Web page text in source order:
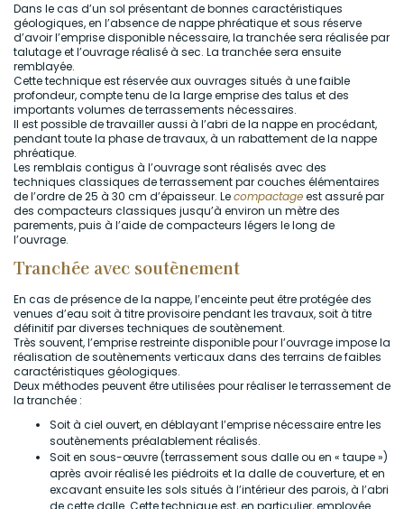
Dans le cas d’un sol présentant de bonnes caractéristiques
géologiques, en l’absence de nappe phréatique et sous réserve
d’avoir l’emprise disponible nécessaire, la tranchée sera réalisée par
talutage et l’ouvrage réalisé à sec. La tranchée sera ensuite
remblayée.
Cette technique est réservée aux ouvrages situés à une faible
profondeur, compte tenu de la large emprise des talus et des
importants volumes de terrassements nécessaires.
Il est possible de travailler aussi à l’abri de la nappe en procédant,
pendant toute la phase de travaux, à un rabattement de la nappe
phréatique.
Les remblais contigus à l’ouvrage sont réalisés avec des
techniques classiques de terrassement par couches élémentaires
de l’ordre de 25 à 30 cm d’épaisseur. Lecompactageest assuré par
des compacteurs classiques jusqu’à environ un mètre des
parements, puis à l’aide de compacteurs légers le long de
l’ouvrage.
Tranchée avec soutènement
En cas de présence de la nappe, l’enceinte peut être protégée des
venues d’eau soit à titre provisoire pendant les travaux, soit à titre
définitif par diverses techniques de soutènement.
Très souvent, l’emprise restreinte disponible pour l’ouvrage impose la
réalisation de soutènements verticaux dans des terrains de faibles
caractéristiques géologiques.
Deux méthodes peuvent être utilisées pour réaliser le terrassement de
la tranchée :
Soit à ciel ouvert, en déblayant l’emprise nécessaire entre les
soutènements préalablement réalisés.
Soit en sous-œuvre (terrassement sous dalle ou en « taupe »)
après avoir réalisé les piédroits et la dalle de couverture, et en
excavant ensuite les sols situés à l’intérieur des parois, à l’abri
de cette dalle. Cette technique est, en particulier, employée